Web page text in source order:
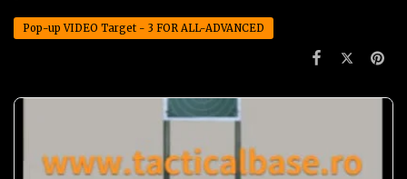
Pop-up VIDEO Target - 3 FOR ALL-ADVANCED